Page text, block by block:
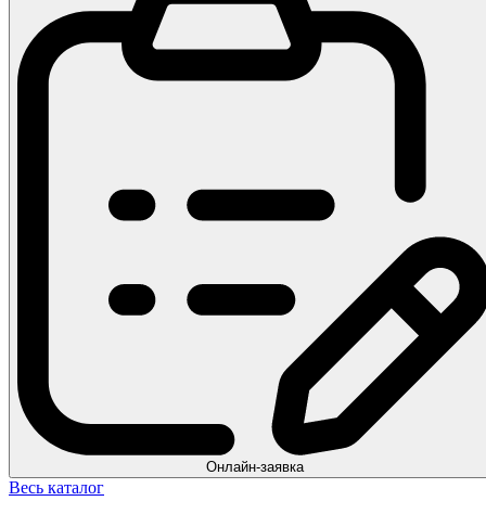
Онлайн-заявка
Весь каталог